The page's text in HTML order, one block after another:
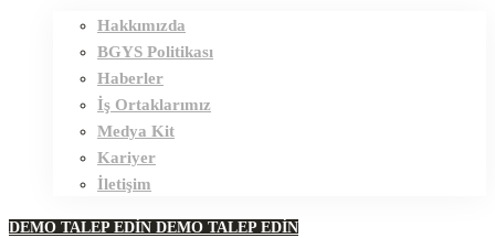
Hakkımızda
BGYS Politikası
Haberler
İş Ortaklarımız
Medya Kit
Kariyer
İletişim
DEMO TALEP EDİN DEMO TALEP EDİN